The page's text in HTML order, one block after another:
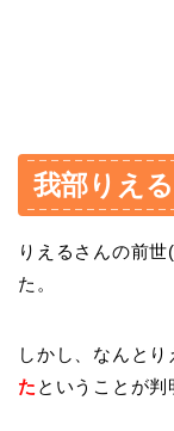
我部りえ
りえるさんの前
た。
しかし、なんとり
た ということが判